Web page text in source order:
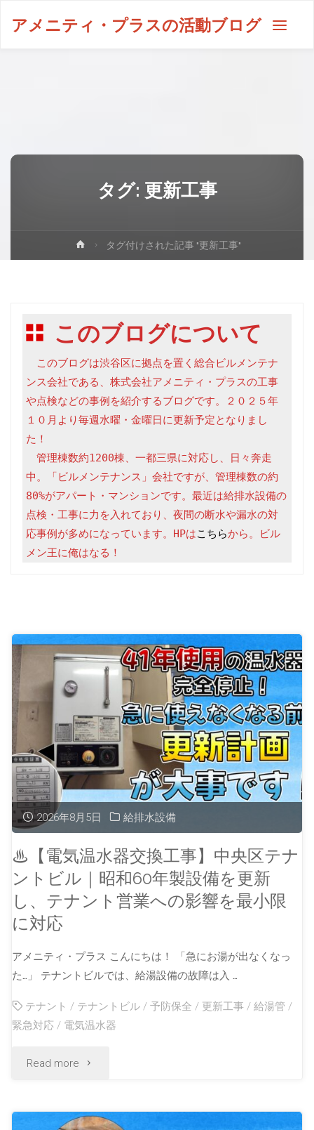
アメニティ・プラスの活動ブログ
タグ: 更新工事
タグ付けされた記事 "更新工事"
このブログについて
このブログは渋谷区に拠点を置く総合ビルメンテナ
ンス会社である、株式会社アメニティ・プラスの工事
や点検などの事例を紹介するブログです。２０２５年
１０月より毎週水曜・金曜日に更新予定となりまし
た！
管理棟数約1200棟、一都三県に対応し、日々奔走
中。「ビルメンテナンス」会社ですが、管理棟数の約
80%がアパート・マンションです。最近は給排水設備の
点検・工事に力を入れており、夜間の断水や漏水の対
応事例が多めになっています。HPはこちらから。ビル
メン王に俺はなる！
2026年8月5日 給排水設備
♨【電気温水器交換工事】中央区テナ
ントビル｜昭和60年製設備を更新
し、テナント営業への影響を最小限
に対応
アメニティ・プラス こんにちは！ 「急にお湯が出なくなっ
た…」 テナントビルでは、給湯設備の故障は入 …
テナント / テナントビル /予防保全 / 更新工事 /給湯管 /
緊急対応 / 電気温水器
Read more